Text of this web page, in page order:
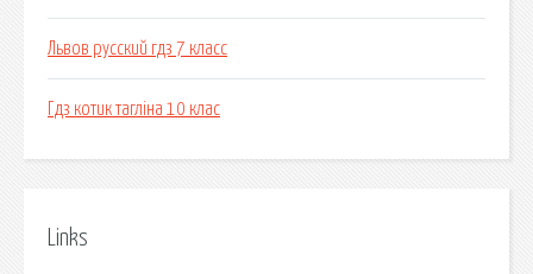
Львов русский гдз 7 класс
Гдз котик тагліна 10 клас
Links